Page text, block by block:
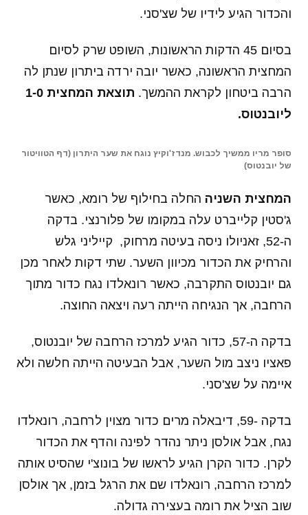
והכדור הגיע לידיו של שצ'סני.
בסיום 45 הדקות הראשונות, השופט שרק לסיום
המחצית הראשונה, כאשר יובה ירדה ביתרון שנתן לה
הרבה ביטחון לקראת ההמשך.
תוצאת המחצית 1-0
ליובנטוס.
סופר מריו ממשיך לכבוש. מנדז'וקיץ נוגח את שער היתרון (דף הטוויטור
של יובנטוס)
המחצית השניה החלה בחילוף של רומא, כאשר
ג'סטין קלייברט עלה במקומו של פלורנצי. בדקה
ה-52, זאניולו ניסה בעיטה מרחוק, קייליני גלש
והרחיק את הכדור מכיוון השער. שתי דקות לאחר מכן
גם יובנטוס התקרבה, כאשר רונאלדו נגח כדור מתוך
הרחבה, אך הנגיחה הייתה רעה ויצאה החוצה.
בדקה ה-57, כדור הגיע למרכז הרחבה של יובנטוס,
פאציו ניצב מול השער, אבל הבעיטה הייתה חלשה ולא
איימה על שצ'סני.
בדקה -59, דיבאלה מרים כדור מצוין לרחבה, רונאלדו
נגח, אבל אולסן ניתר נהדר לפינה והדף את הכדור
לקרן. כדור הקרן הגיע לראשו של בונוצ'י שהסיט אותה
למרכז הרחבה, רונאלדו שם את הרגל בזמן, אך אולסן
שוב הציל את רומה בעצירה גדולה.